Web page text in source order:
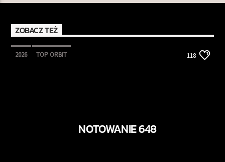
ZOBACZ TEŻ
2026 TOP ORBIT 118
NOTOWANIE 648